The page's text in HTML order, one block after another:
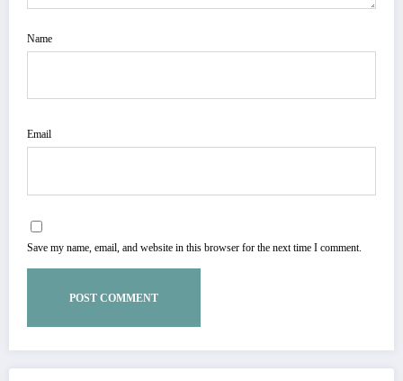
Name
Email
Save my name, email, and website in this browser for the next time I comment.